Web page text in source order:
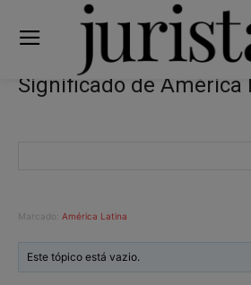
Significado de América
Marcado: América Latina
Este tópico está vazio.